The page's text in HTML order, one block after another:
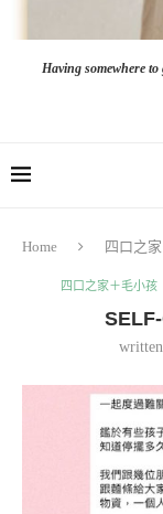
Having somewhere
Home 四口之
四口之家＋毛小孩